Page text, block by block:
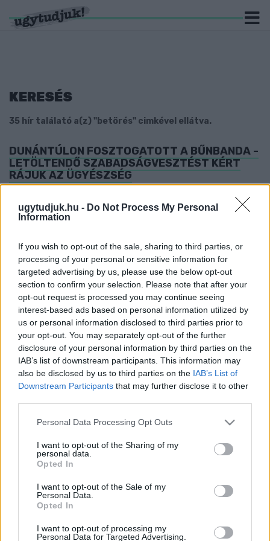
ugytudjuk.hu - Do Not Process My Personal
Information
If you wish to opt-out of the sale, sharing to third parties, or
processing of your personal or sensitive information for
targeted advertising by us, please use the below opt-out
section to confirm your selection. Please note that after your
opt-out request is processed you may continue seeing
interest-based ads based on personal information utilized by
us or personal information disclosed to third parties prior to
your opt-out. You may separately opt-out of the further
disclosure of your personal information by third parties on the
IAB’s list of downstream participants. This information may
also be disclosed by us to third parties on the IAB’s List of
Downstream Participants that may further disclose it to other
Please note that this website/app uses one or more Google
not limited to your visit or usage behaviour. You may click to
grant or deny consent to Google and its third-party tags to
use your data for below specified purposes in below Google
consent section.
Personal Data Processing Opt Outs
I want to opt-out of the Sharing of my
personal data.
Opted In
I want to opt-out of the Sale of my
Personal Data.
Opted In
I want to opt-out of processing my
Personal Data for Targeted Advertising.
KERESÉS
35 hír találató a(z) "betörés" cimkével ellátva.
DUNÁNTÚLON FOSZTOGATOTT A BŰNBANDA -
LETÖLTENDŐ SZABADSÁGVESZTÉST KÉRT
RÁJUK AZ ÜGYÉSZSÉG
A 9 tagú galeri 19 ingatlanba tört be, több tíz milliós kárt okozva
ezzel.
SZOMBATHELYI SZERKESZTŐSÉG: EDDIG
MINDÖSSZE 1 BETÖRÉS TÖRTÉNT A
SZOMBATHELYI OLADI PLATÓN
2024. november. 05. 14:43
Akkor is egy pár cipőt vittek el az udvarról.
PARFÜMÖT, ÉKSZERT ÉS HANGSZÓRÓT
LOPOTT A SZOMBATHELYI FÉRFI
2024. augusztus. 06. 09:11
Több mint 5 millió forint értékben.
ROSSZ HÁZBA TÖRT BE A KÉSES, MASZKOS
BETÖRŐ CSORNÁN
2024. május. 13. 09:08
Eltévesztette a házszámot.
BETÖRT A SZOMBATHELYI SZELESTEY
UTCÁBAN LÉVŐ ÉKSZERÜZLETBE
5 és fél millió forintnyi zsákmányt vitt el.
SORBAN TÖRTE FEL A BUDAPESTI, GYŐRI ÉS
GEORGIAI BŰNBANDA